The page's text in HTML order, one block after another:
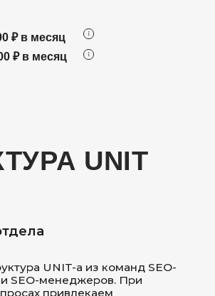
₽ в месяц
₽ в месяц